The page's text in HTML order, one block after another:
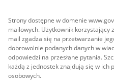
Strony dostępne w domenie
mailowych. Użytkownik korzystający
mail zgadza się na przetwarzanie
dobrowolnie podanych danych w
odpowiedzi na przesłane pytania.
każdą z jednostek znajdują się w
osobowych.